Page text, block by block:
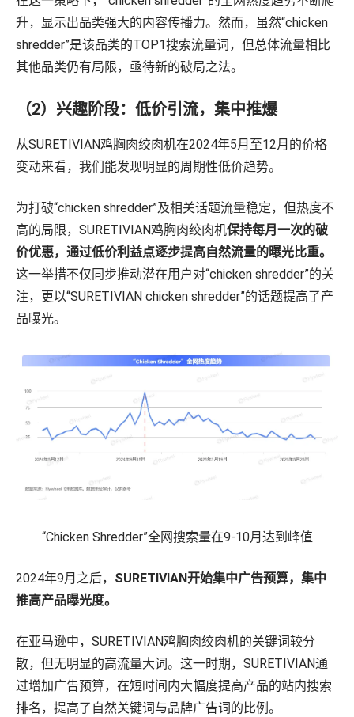
升，显示出品类强大的内容传播力。然而，虽然“chicken
shredder”是该品类的TOP1搜索流量词，但总体流量相比
其他品类仍有局限，亟待新的破局之法。
（2）兴趣阶段：低价引流，集中推爆
从SURETIVIAN鸡胸肉绞肉机在2024年5月至12月的价格
变动来看，我们能发现明显的周期性低价趋势。
为打破“chicken shredder”及相关话题流量稳定，但热度不
高的局限，SURETIVIAN鸡胸肉绞肉机保持每月一次的破
价优惠，通过低价利益点逐步提高自然流量的曝光比重。
这一举措不仅同步推动潜在用户对“chicken shredder”的关
注，更以“SURETIVIAN chicken shredder”的话题提高了产
品曝光。
“Chicken Shredder”全网搜索量在9-10月达到峰值
2024年9月之后， SURETIVIAN开始集中广告预算，集中
推高产品曝光度。
在亚马逊中，SURETIVIAN鸡胸肉绞肉机的关键词较分
散，但无明显的高流量大词。这一时期，SURETIVIAN通
过增加广告预算，在短时间内大幅度提高产品的站内搜索
排名，提高了自然关键词与品牌广告词的比例。